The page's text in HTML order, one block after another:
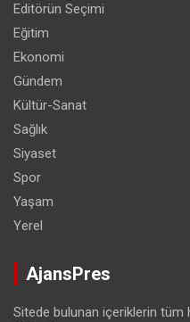
Editörün Seçimi
Eğitim
Ekonomi
Gündem
Kültür-Sanat
Sağlık
Siyaset
Spor
Yaşam
Yerel
AjansPres
Sitede bulunan içeriklerin tüm